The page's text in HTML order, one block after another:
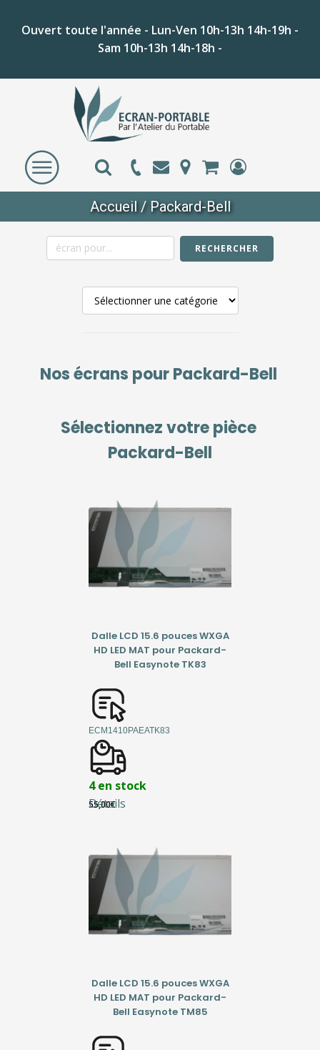
Ouvert toute l'année - Lun-Ven 10h-13h 14h-19h -
Sam 10h-13h 14h-18h -
Accueil/ Packard-Bell
RECHERCHER
Nos écrans pourPackard-Bell
Sélectionnez votre pièce
Packard-Bell
Détails
Dalle LCD 15.6 pouces WXGA
HD LED MAT pour Packard-
Bell Easynote TK83
ECM1410PAEATK83
4 en stock
55,00€
Dalle LCD 15.6 pouces WXGA
HD LED MAT pour Packard-
Bell Easynote TM85